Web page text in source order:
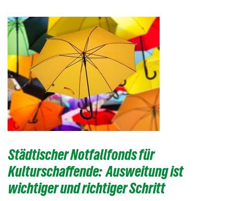
Städtischer Notfallfonds für
Kulturschaffende: Ausweitung ist
wichtiger und richtiger Schritt